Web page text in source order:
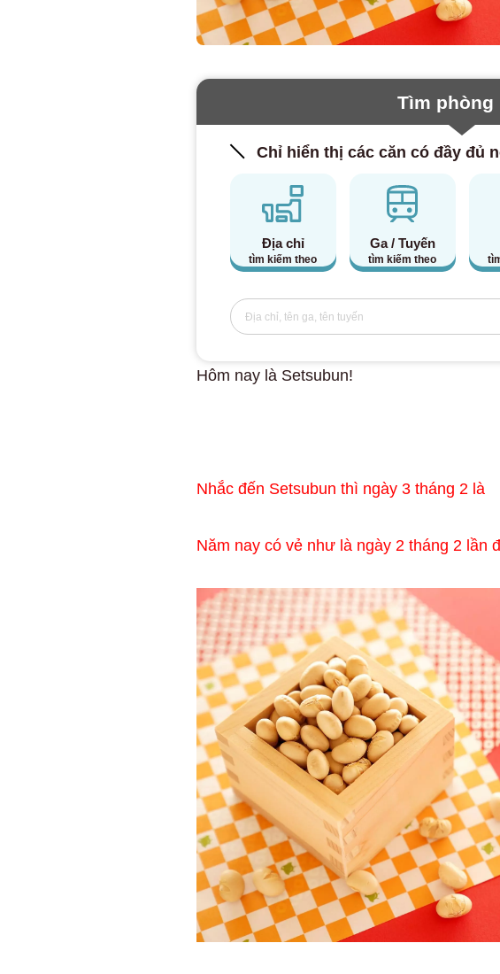
Tìm phòng
Chỉ hiển thị các căn có đầy đủ
Địa chỉ
tìm kiếm theo
Ga / Tuyến
tìm kiếm theo
Hôm nay là Setsubun!
Nhắc đến Setsubun thì ngày 3 tháng 2 là
Năm nay có vẻ như là ngày 2 tháng 2 lần